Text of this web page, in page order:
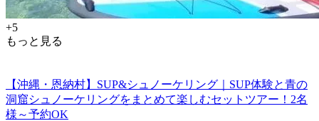
+5
もっと見る
【沖縄・恩納村】SUP&シュノーケリング｜SUP体験と青の
洞窟シュノーケリングをまとめて楽しむセットツアー！2名
様～予約OK